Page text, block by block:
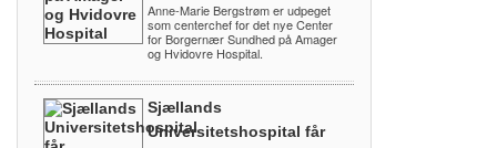
Anne-Marie Bergstrøm er udpeget
som centerchef for det nye Center
for Borgernær Sundhed på Amager
og Hvidovre Hospital.
Sjællands
Universitetshospital får